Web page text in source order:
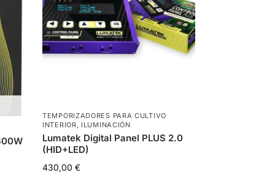
TEMPORIZADORES PARA CULTIVO
INTERIOR, ILUMINACIÓN
Lumatek Digital Panel PLUS 2.0
(HID+LED)
430,00€